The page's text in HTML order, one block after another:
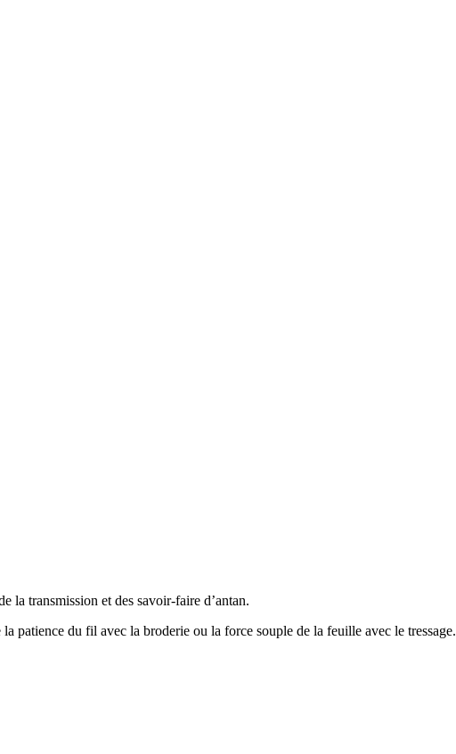
la transmission et des savoir-faire d’antan.
patience du fil avec la broderie ou la force souple de la feuille avec le tressage.